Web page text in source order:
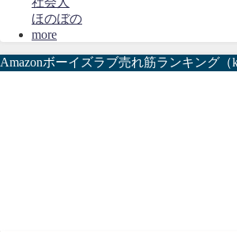
ほのぼの
more
Amazonボーイズラブ売れ筋ランキング（